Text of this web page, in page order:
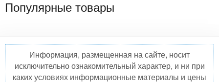
Популярные товары
Информация, размещенная на сайте, носит
исключительно ознакомительный характер, и ни при
каких условиях информационные материалы и цены